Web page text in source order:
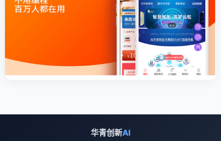
华青创新AI